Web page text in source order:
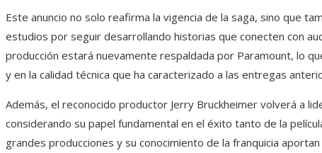
Este anuncio no solo reafirma la vigencia de la saga, sino que
estudios por seguir desarrollando historias que conecten con
producción estará nuevamente respaldada por Paramount, lo
y en la calidad técnica que ha caracterizado a las entregas
Además, el reconocido productor Jerry Bruckheimer volverá a
considerando su papel fundamental en el éxito tanto de la
grandes producciones y su conocimiento de la franquicia